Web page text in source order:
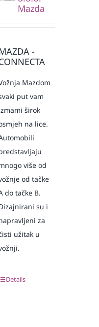
Mazda
-
Mazdom
put vam
širok
na lice.
više od
od tačke
do tačke B.
su i
za
užitak u
Details